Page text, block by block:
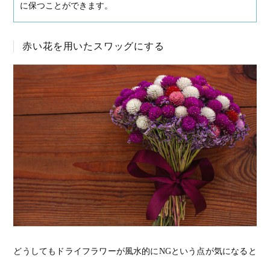
に保つことができます。
赤い花を用いたスワッグにする
どうしてもドライフラワーが風水的にNGという点が気になると